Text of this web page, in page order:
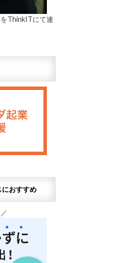
ThinkITにて連
におすすめ